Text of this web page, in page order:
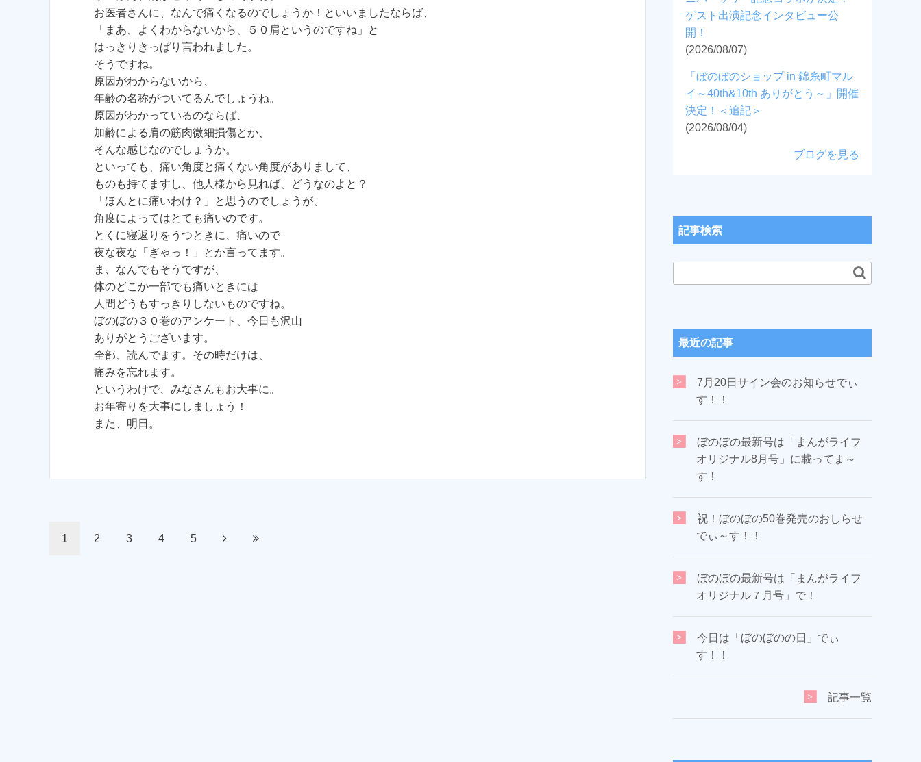
お医者さんに、なんで痛くなるのでしょうか！といいましたならば、
「まあ、よくわからないから、５０肩というのですね」と
はっきりきっぱり言われました。
そうですね。
原因がわからないから、
年齢の名称がついてるんでしょうね。
原因がわかっているのならば、
加齢による肩の筋肉微細損傷とか、
そんな感じなのでしょうか。
といっても、痛い角度と痛くない角度がありまして、
ものも持てますし、他人様から見れば、どうなのよと？
「ほんとに痛いわけ？」と思うのでしょうが、
角度によってはとても痛いのです。
とくに寝返りをうつときに、痛いので
夜な夜な「ぎゃっ！」とか言ってます。
ま、なんでもそうですが、
体のどこか一部でも痛いときには
人間どうもすっきりしないものですね。
ぼのぼの３０巻のアンケート、今日も沢山
ありがとうございます。
全部、読んでます。その時だけは、
痛みを忘れます。
というわけで、みなさんもお大事に。
お年寄りを大事にしましょう！
また、明日。
1 2 3 4 5
ゲスト出演記念インタビュー公
開！
(2026/08/07)
「ぼのぼのショップ in 錦糸町マル
イ～40th&10th ありがとう～」開催
決定！＜追記＞
(2026/08/04)
ブログを見る
記事検索
最近の記事
7月20日サイン会のお知らせでぃ
す！！
ぼのぼの最新号は「まんがライフ
オリジナル8月号」に載ってま～
す！
祝！ぼのぼの50巻発売のおしらせ
でぃ～す！！
ぼのぼの最新号は「まんがライフ
オリジナル７月号」で！
今日は「ぼのぼのの日」でぃ
す！！
記事一覧